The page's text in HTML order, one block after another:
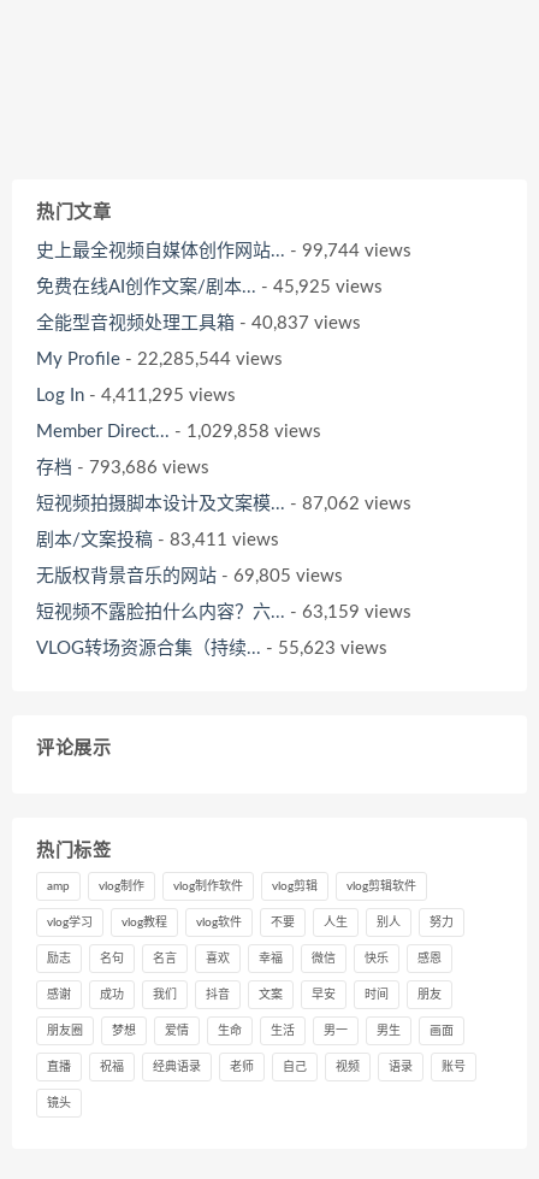
热门文章
史上最全视频自媒体创作网站... - 99,744 views
免费在线AI创作文案/剧本... - 45,925 views
全能型音视频处理工具箱 - 40,837 views
My Profile - 22,285,544 views
Log In - 4,411,295 views
Member Direct... - 1,029,858 views
存档 - 793,686 views
短视频拍摄脚本设计及文案模... - 87,062 views
剧本/文案投稿 - 83,411 views
无版权背景音乐的网站 - 69,805 views
短视频不露脸拍什么内容？六... - 63,159 views
VLOG转场资源合集（持续... - 55,623 views
评论展示
热门标签
amp vlog制作 vlog制作软件 vlog剪辑 vlog剪辑软件
vlog学习 vlog教程 vlog软件 不要 人生 别人 努力
励志 名句 名言 喜欢 幸福 微信 快乐 感恩
感谢 成功 我们 抖音 文案 早安 时间 朋友
朋友圈 梦想 爱情 生命 生活 男一 男生 画面
直播 祝福 经典语录 老师 自己 视频 语录 账号
镜头